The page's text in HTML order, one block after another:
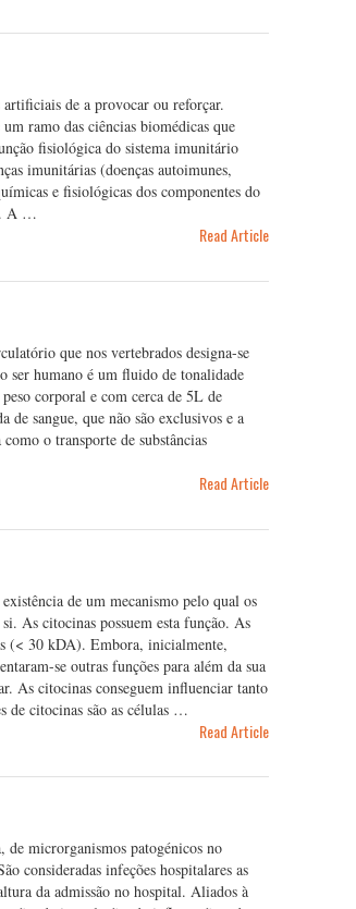
artificiais de a provocar ou reforçar.
ramo das ciências biomédicas que
fisiológica do sistema imunitário
imunitárias (doenças autoimunes,
e fisiológicas dos componentes do
A …
Read Article
que nos vertebrados designa-se
ser humano é um fluido de tonalidade
corporal e com cerca de 5L de
sangue, que não são exclusivos e a
o transporte de substâncias
Read Article
de um mecanismo pelo qual os
As citocinas possuem esta função. As
(< 30 kDA). Embora, inicialmente,
se outras funções para além da sua
As citocinas conseguem influenciar tanto
de citocinas são as células …
Read Article
de microrganismos patogénicos no
consideradas infeções hospitalares as
da admissão no hospital. Aliados à